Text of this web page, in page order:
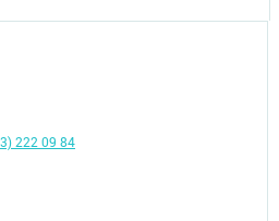
222 09 84